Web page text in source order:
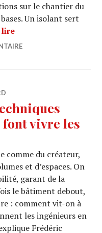
sur le chantier du
Un isolant sert
lireLABONORD : Quel
font vivre les
comme du créateur,
et d’espaces. On
garant de la
le bâtiment debout,
: comment vit-on à
les ingénieurs en
Frédéric